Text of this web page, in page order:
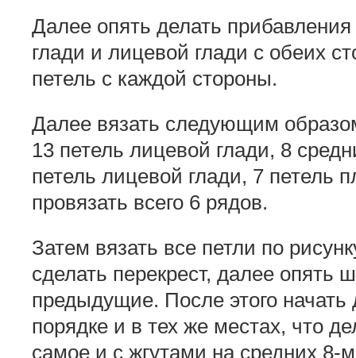
Далее опять делать
глади и лицевой глади с обеих
петель с каждой стороны.
Далее вязать следующим
13 петель лицевой глади, 8
петель лицевой глади, 7 петель
провязать всего 6 рядов.
Затем вязать все петли по
сделать перекрест, далее опять
предыдущие. После этого
порядке и в тех же местах, что
самое и с жгутами на средних 8-